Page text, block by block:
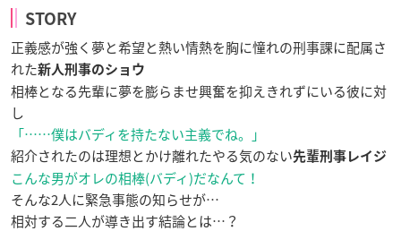
STORY
正義感が強く夢と希望と熱い情熱を胸に憧れの刑事課に配属さ
れた新人刑事のショウ
相棒となる先輩に夢を膨らませ興奮を抑えきれずにいる彼に対
し
「……僕はバディを持たない主義でね。」
紹介されたのは理想とかけ離れたやる気のない先輩刑事レイジ
こんな男がオレの相棒(バディ)だなんて！
そんな2人に緊急事態の知らせが…
相対する二人が導き出す結論とは…？